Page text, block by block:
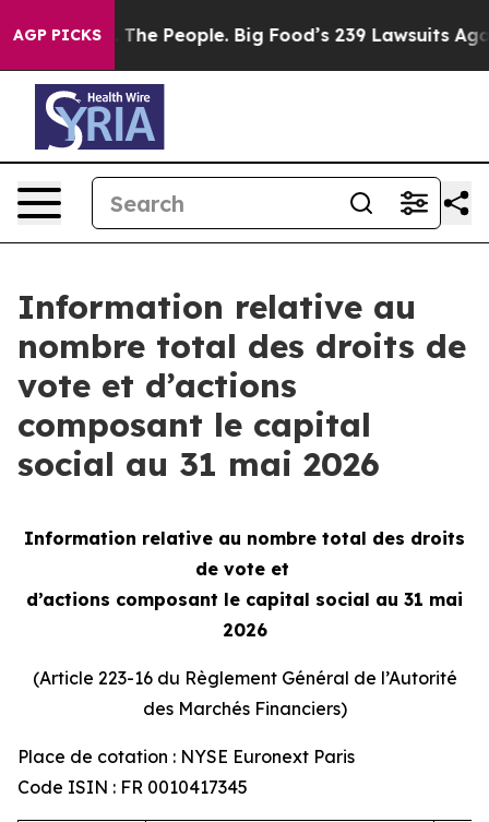
AGP PICKS
Food vs. The People. Big Food’s 239 Lawsuits
Information relative au
nombre total des droits de
vote et d’actions
composant le capital
social au 31 mai 2026
Information relative au nombre total des droits
de vote et
d’actions composant le capital social au 31 mai
2026
(Article 223-16 du Règlement Général de l’Autorité
des Marchés Financiers)
Place de cotation : NYSE Euronext Paris
Code ISIN : FR 0010417345